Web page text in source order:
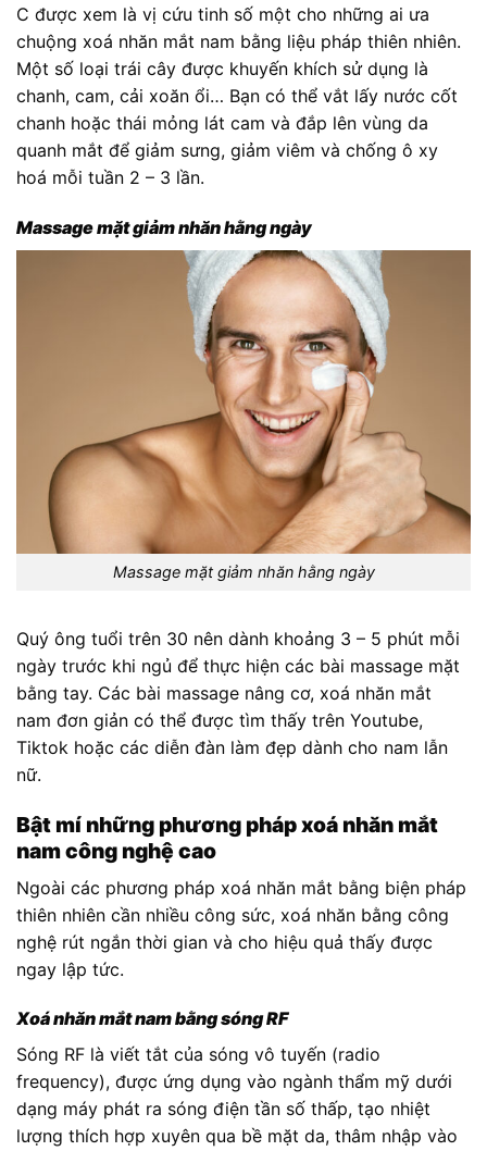
C được xem là vị cứu tinh số một cho những ai ưa
chuộng xoá nhăn mắt nam bằng liệu pháp thiên nhiên.
Một số loại trái cây được khuyến khích sử dụng là
chanh, cam, cải xoăn ổi… Bạn có thể vắt lấy nước cốt
chanh hoặc thái mỏng lát cam và đắp lên vùng da
quanh mắt để giảm sưng, giảm viêm và chống ô xy
hoá mỗi tuần 2 – 3 lần.
Massage mặt giảm nhăn hằng ngày
Massage mặt giảm nhăn hằng ngày
Quý ông tuổi trên 30 nên dành khoảng 3 – 5 phút mỗi
ngày trước khi ngủ để thực hiện các bài massage mặt
bằng tay. Các bài massage nâng cơ, xoá nhăn mắt
nam đơn giản có thể được tìm thấy trên Youtube,
Tiktok hoặc các diễn đàn làm đẹp dành cho nam lẫn
nữ.
Bật mí những phương pháp xoá nhăn mắt
nam công nghệ cao
Ngoài các phương pháp xoá nhăn mắt bằng biện pháp
thiên nhiên cần nhiều công sức, xoá nhăn bằng công
nghệ rút ngắn thời gian và cho hiệu quả thấy được
ngay lập tức.
Xoá nhăn mắt nam bằng sóng RF
Sóng RF là viết tắt của sóng vô tuyến (radio
frequency), được ứng dụng vào ngành thẩm mỹ dưới
dạng máy phát ra sóng điện tần số thấp, tạo nhiệt
lượng thích hợp xuyên qua bề mặt da, thâm nhập vào